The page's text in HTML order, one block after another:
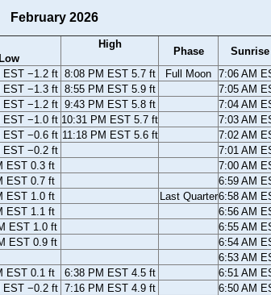
February 2026
Low
High
Phase Sunrise
EST −1.2 ft 8:08 PM EST 5.7 ft Full Moon 7:06 AM
EST −1.3 ft 8:55 PM EST 5.9 ft 7:05 AM
EST −1.2 ft 9:43 PM EST 5.8 ft 7:04 AM
EST −1.0 ft 10:31 PM EST 5.7 ft 7:03 AM
EST −0.6 ft 11:18 PM EST 5.6 ft 7:02 AM
EST −0.2 ft 7:01 AM
EST 0.3 ft 7:00 AM
EST 0.7 ft 6:59 AM
EST 1.0 ft Last Quarter6:58 AM
EST 1.1 ft 6:56 AM
EST 1.0 ft 6:55 AM
EST 0.9 ft 6:54 AM
6:53 AM
EST 0.1 ft 6:38 PM EST 4.5 ft 6:51 AM
EST −0.2 ft 7:16 PM EST 4.9 ft 6:50 AM